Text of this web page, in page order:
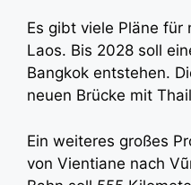
Es gibt viele Pläne für
Laos. Bis 2028 soll
Bangkok entstehen.
neuen Brücke mit
Ein weiteres großes
von Vientiane nach